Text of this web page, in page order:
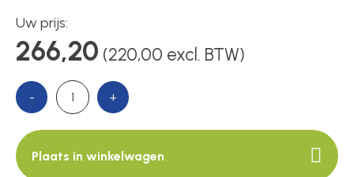
Toegangscontrole
Toegangsverlening
Uw prijs:
266,20 (220,00 excl. BTW)
- +
Plaats in winkelwagen